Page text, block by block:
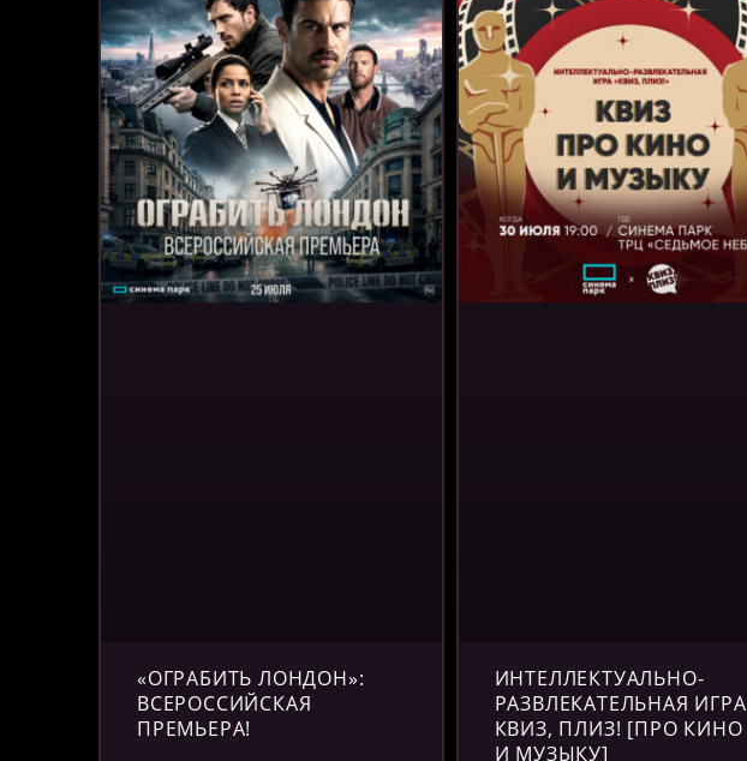
«ОГРАБИТЬ ЛОНДОН»:
ВСЕРОССИЙСКАЯ
ПРЕМЬЕРА!
ИНТЕЛЛЕКТУАЛЬНО-
РАЗВЛЕКАТЕЛЬНАЯ ИГРА
КВИЗ, ПЛИЗ! [ПРО КИНО
И МУЗЫКУ]